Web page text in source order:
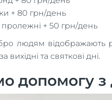
+ 80 грн/день
+ 50 грн/день
людям відображають
вихідні та святкові дні.
допомогу з